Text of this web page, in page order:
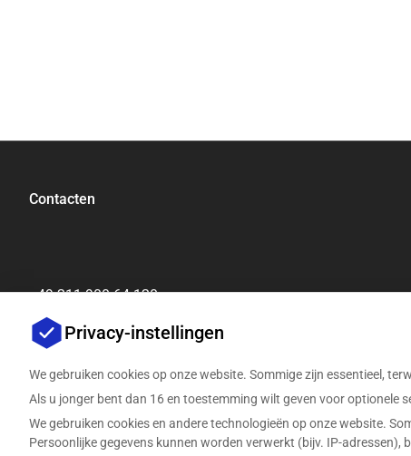
Contacten
+49 211 900 64 120
[email protected]
Privacy-instellingen
We gebruiken cookies op onze website. Sommige zijn essentieel,
Als u jonger bent dan 16 en toestemming wilt geven voor optionele
We gebruiken cookies en andere technologieën op onze website.
Persoonlijke gegevens kunnen worden verwerkt (bijv. IP-